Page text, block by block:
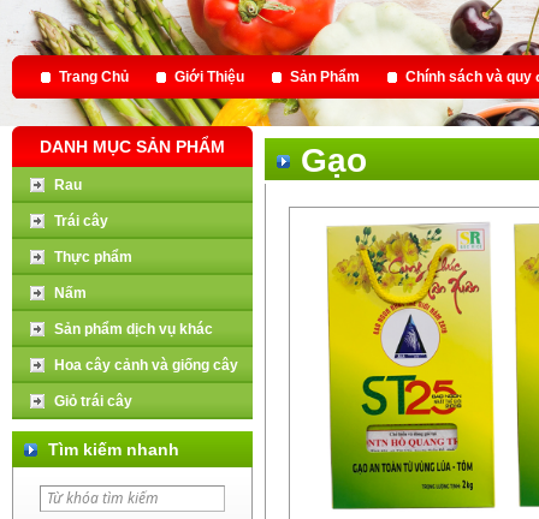
Trang Chủ Giới Thiệu Sản Phẩm Chính sách và quy
DANH MỤC SẢN PHẨM
Rau
Trái cây
Thực phẩm
Nấm
Sản phẩm dịch vụ khác
Hoa cây cảnh và giống cây
Giỏ trái cây
Tìm kiếm nhanh
Gạo